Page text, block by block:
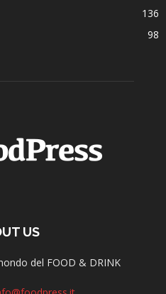
136
98
US
del FOOD & DRINK